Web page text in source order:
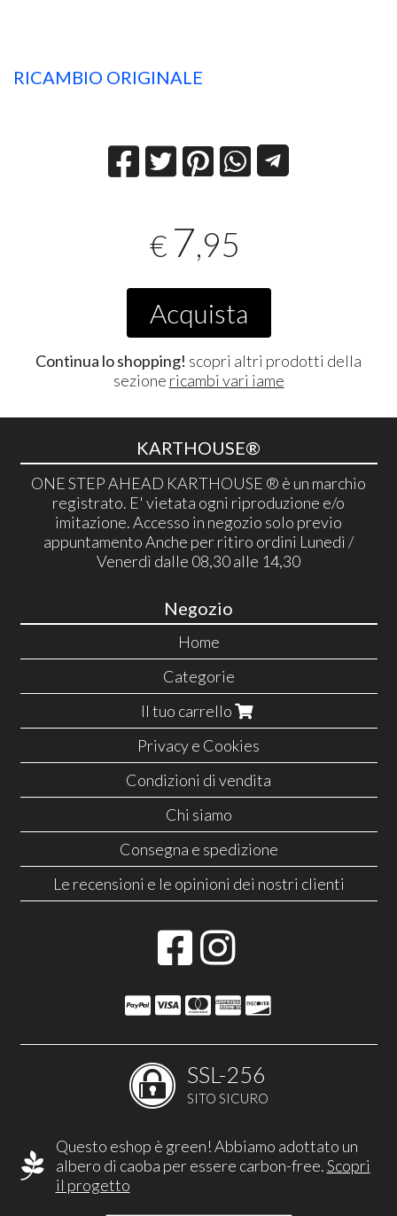
RICAMBIO ORIGINALE
€ 7,95
Acquista
Continua lo shopping! scopri altri prodotti della
sezione ricambi vari iame
KARTHOUSE®
ONE STEP AHEAD KARTHOUSE ® è un marchio
registrato. E' vietata ogni riproduzione e/o
imitazione. Accesso in negozio solo previo
appuntamento Anche per ritiro ordini Lunedì /
Venerdì dalle 08,30 alle 14,30
Negozio
Home
Categorie
Il tuo carrello
Privacy e Cookies
Condizioni di vendita
Chi siamo
Consegna e spedizione
Le recensioni e le opinioni dei nostri clienti
SSL-256
SITO SICURO
Questo eshop è green! Abbiamo adottato un
albero di caoba per essere carbon-free.Scopri
il progetto